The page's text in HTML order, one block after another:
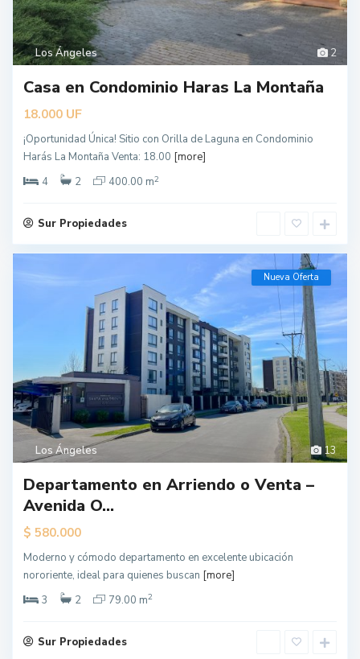
2
Los Ángeles
Casa en Condominio Haras La Montaña
18.000 UF
¡Oportunidad Única! Sitio con Orilla de Laguna en Condominio
Harás La Montaña Venta: 18.00 [more]
4
2 400.00 m2
Sur Propiedades
13
Los Ángeles
Nueva Oferta
Departamento en Arriendo o Venta –
Avenida O...
$ 580.000
Moderno y cómodo departamento en excelente ubicación
nororiente, ideal para quienes buscan [more]
3
2 79.00 m2
Sur Propiedades